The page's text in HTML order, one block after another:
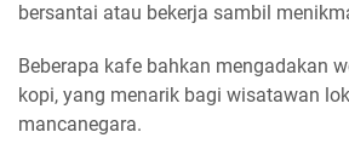
bersantai atau bekerja sambil
Beberapa kafe bahkan mengadakan
kopi, yang menarik bagi wisatawan
mancanegara.